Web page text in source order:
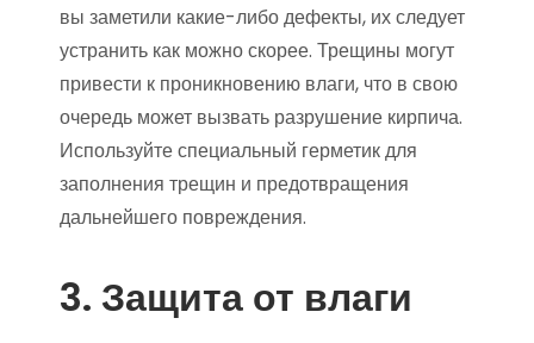
вы заметили какие-либо дефекты, их следует
устранить как можно скорее. Трещины могут
привести к проникновению влаги, что в свою
очередь может вызвать разрушение кирпича.
Используйте специальный герметик для
заполнения трещин и предотвращения
дальнейшего повреждения.
3. Защита от влаги